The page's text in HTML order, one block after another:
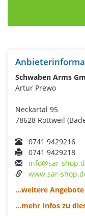
Schwaben Arms
Artur Prewo
Neckartal 95
78628 Rottweil
0741 9429216
0741 9429218
info@sar-
www.sar-
...weitere
...mehr Infos zu